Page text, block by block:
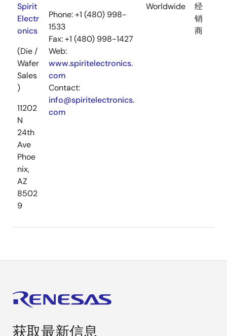
Spirit
Electr
onics
(Die /
Wafer
Sales
)
11202
N
24th
Ave
Phoe
nix,
AZ
8502
9
Phone: +1 (480) 998-
1533
Fax: +1 (480) 998-1427
Web:
www.spiritelectronics.
com
Contact:
info@spiritelectronics.
com
Worldwide
经
销
商
获取最新信息